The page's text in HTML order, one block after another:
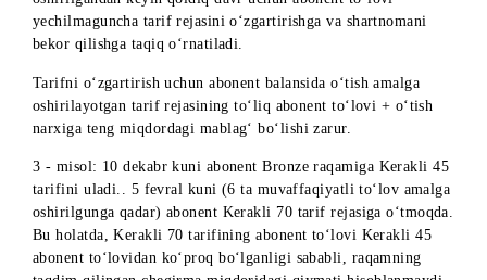
oshirilayotgan tarif rejasining to‘liq abonent to‘lovi + o‘tish
narxiga teng miqdordagi mablag‘ bo‘lishi zarur.
1 - misol: 10-dekabrda abonent «Bronze» raqamini «Kerakli
70» tarifiga uladi. 5-fevralda (to‘liq abonent to‘lovi 6 marta
yechib olinmaguncha) «Kerakli 55» tarif rejasiga o‘tmoqda.
holatda «Kerakli 55» tarif rejasining abonent to‘lovi
70» tarif rejasidan kamroq bo‘lganligi sababli raqamning
taqdim qilingan chegirma miqdoridagi qiymati hisoblanadi.
2 - misol: 10 dekabr kuni abonent Super Gold raqamiga
Xotirjam 100 tarifini uladi. 5 fevral kuni (12 ta